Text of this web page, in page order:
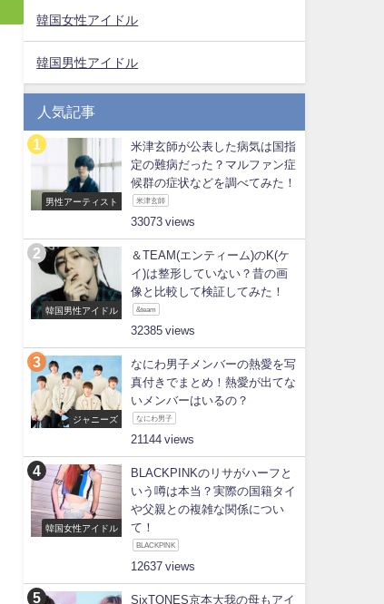
韓国女性アイドル
韓国男性アイドル
人気記事
男性アーティスト
米津玄師が公表した病気は国指
定の難病だった？マルファン症
候群の症状などを調べてみた！
米津玄師
33073
韓国男性アイドル
＆TEAM(エンティーム)のK(ケ
イ)は整形していない？昔の画
像と比較して検証してみた！
&team
32385
ジャニーズ
なにわ男子メンバーの熱愛を写
真付きでまとめ！熱愛が出てな
いメンバーはいるの？
なにわ男子
21144
韓国女性アイドル
BLACKPINKのリサがハーフと
いう噂は本当？実際の国籍タイ
や父親との複雑な関係につい
て！
BLACKPINK
12637
SixTONES京本大我の母もアイ